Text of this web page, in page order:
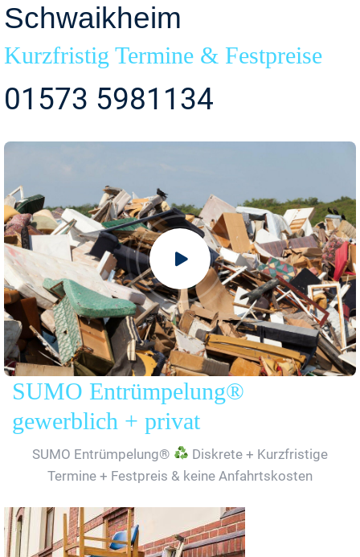
Schwaikheim
Kurzfristig Termine & Festpreise
01573 5981134
SUMO Entrümpelung®
gewerblich + privat
SUMO Entrümpelung®
Diskrete + Kurzfristige
Termine + Festpreis & keine Anfahrtskosten